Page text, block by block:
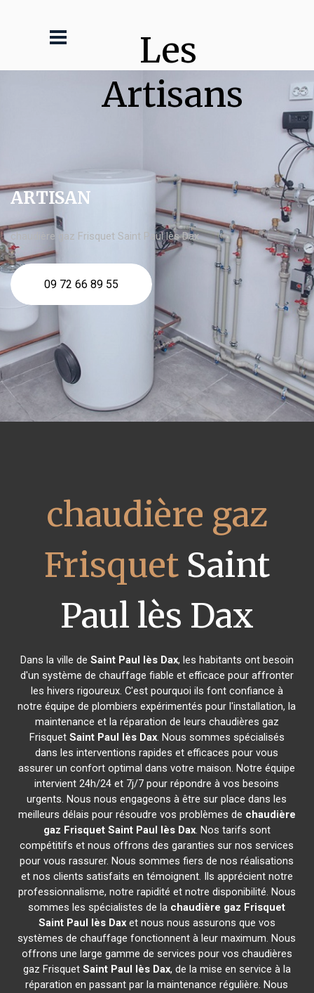
Les
Artisans
ARTISAN
chaudière gaz Frisquet Saint Paul lès Dax
09 72 66 89 55
chaudière gaz
FrisquetSaint
Paul lès Dax
Dans la ville de Saint Paul lès Dax, les habitants ont besoin
d'un système de chauffage fiable et efficace pour affronter
les hivers rigoureux. C'est pourquoi ils font confiance à
notre équipe de plombiers expérimentés pour l'installation, la
maintenance et la réparation de leurs chaudières gaz
Frisquet Saint Paul lès Dax. Nous sommes spécialisés
dans les interventions rapides et efficaces pour vous
assurer un confort optimal dans votre maison. Notre équipe
intervient 24h/24 et 7j/7 pour répondre à vos besoins
urgents. Nous nous engageons à être sur place dans les
meilleurs délais pour résoudre vos problèmes de chaudière
gaz Frisquet Saint Paul lès Dax. Nos tarifs sont
compétitifs et nous offrons des garanties sur nos services
pour vous rassurer. Nous sommes fiers de nos réalisations
et nos clients satisfaits en témoignent. Ils apprécient notre
professionnalisme, notre rapidité et notre disponibilité. Nous
sommes les spécialistes de la chaudière gaz Frisquet
Saint Paul lès Daxet nous nous assurons que vos
systèmes de chauffage fonctionnent à leur maximum. Nous
offrons une large gamme de services pour vos chaudières
gaz Frisquet Saint Paul lès Dax, de la mise en service à la
réparation en passant par la maintenance régulière. Nous